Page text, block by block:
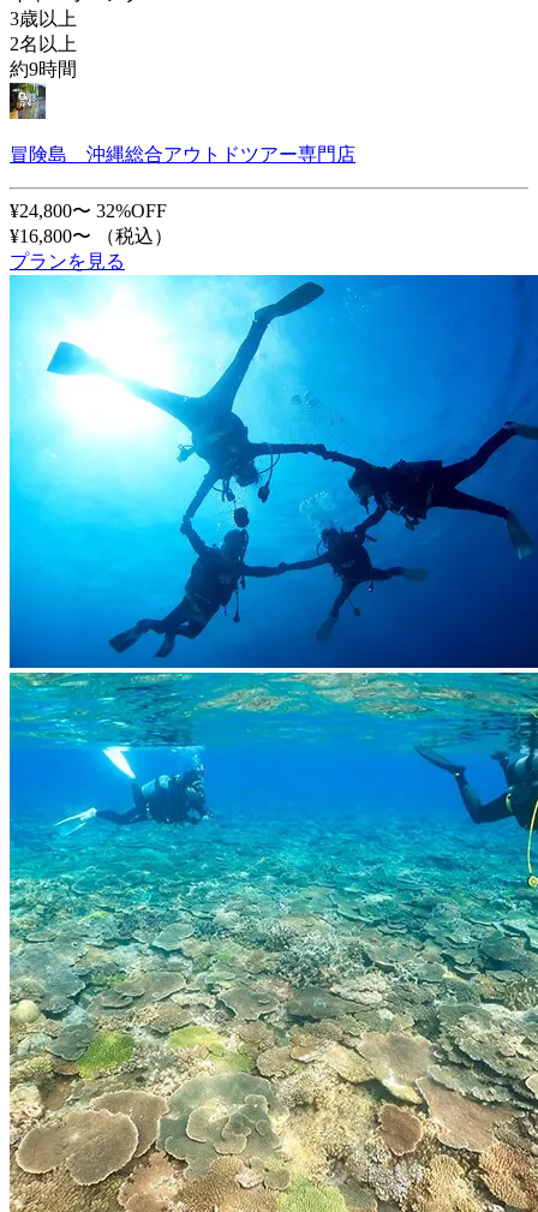
3歳以上
2名以上
約9時間
冒険島 沖縄総合アウトドツアー専門店
¥24,800〜 32%OFF
¥16,800〜
（税込）
プランを見る